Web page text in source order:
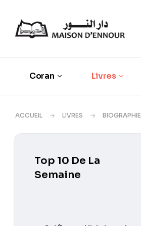
Coran Livres
ACCUEIL LIVRES BIOGRAPHIE
Top 10 De La
Semaine